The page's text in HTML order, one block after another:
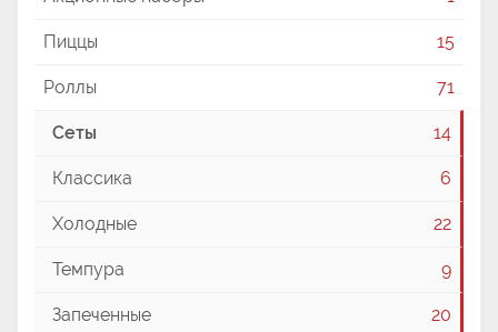
Пиццы 15
Роллы 71
Сеты 14
Классика 6
Холодные 22
Темпура 9
Запеченные 20